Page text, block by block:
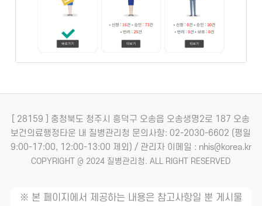
[ 28159 ] 충청북도 청주시 흥덕구 오송읍 오송생명2로 187 오송
보건의료행정타운 내 질병관리청 문의사항: 02-2030-6602 (평일
9:00-17:00, 12:00-13:00 제외) / 관리자 이메일 : nhis@korea.kr
COPYRIGHT @ 2024 질병관리청. ALL RIGHT RESERVED
※ 본 페이지에서 제공하는 내용은 참고사항일 뿐 게시물